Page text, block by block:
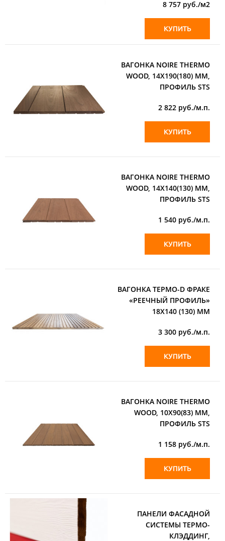
8 757 руб./м2
КУПИТЬ
ВАГОНКА NOIRE THERMO
WOOD, 14Х190(180) ММ,
ПРОФИЛЬ STS
2 822 руб./м.п.
КУПИТЬ
ВАГОНКА NOIRE THERMO
WOOD, 14Х140(130) ММ,
ПРОФИЛЬ STS
1 540 руб./м.п.
КУПИТЬ
ВАГОНКА ТЕРМО-D ФРАКЕ
«РЕЕЧНЫЙ ПРОФИЛЬ»
18Х140 (130) ММ
3 300 руб./м.п.
КУПИТЬ
ВАГОНКА NOIRE THERMO
WOOD, 10Х90(83) ММ,
ПРОФИЛЬ STS
1 158 руб./м.п.
КУПИТЬ
ПАНЕЛИ ФАСАДНОЙ
СИСТЕМЫ ТЕРМО-
КЛЭДДИНГ,